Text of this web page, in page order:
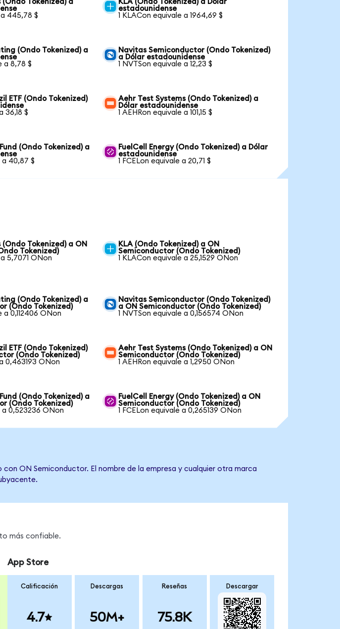
(Ondo Tokenized) a
a 445,78 $
KLA (Ondo Tokenized) a Dólar
estadounidense
1 KLACon equivale a 1964,69 $
(Ondo Tokenized) a
a 8,78 $
Navitas Semiconductor (Ondo Tokenized)
a Dólar estadounidense
1 NVTSon equivale a 12,23 $
ETF (Ondo Tokenized)
36,18 $
Aehr Test Systems (Ondo Tokenized) a
Dólar estadounidense
1 AEHRon equivale a 101,15 $
(Ondo Tokenized) a
a 40,87 $
FuelCell Energy (Ondo Tokenized) a Dólar
estadounidense
1 FCELon equivale a 20,71 $
(Ondo Tokenized) a ON
Tokenized)
5,7071 ONon
KLA (Ondo Tokenized) a ON
Semiconductor (Ondo Tokenized)
1 KLACon equivale a 25,1529 ONon
(Ondo Tokenized) a
(Ondo Tokenized)
a 0,112406 ONon
Navitas Semiconductor (Ondo Tokenized)
a ON Semiconductor (Ondo Tokenized)
1 NVTSon equivale a 0,156574 ONon
ETF (Ondo Tokenized)
(Ondo Tokenized)
0,463193 ONon
Aehr Test Systems (Ondo Tokenized) a ON
Semiconductor (Ondo Tokenized)
1 AEHRon equivale a 1,2950 ONon
(Ondo Tokenized) a
(Ondo Tokenized)
a 0,523236 ONon
FuelCell Energy (Ondo Tokenized) a ON
Semiconductor (Ondo Tokenized)
1 FCELon equivale a 0,265139 ONon
ON Semiconductor. El nombre de la empresa y cualquier otra marca
más confiable.
App Store
Calificación
4.7
Descargas
50M+
Reseñas
75.8K
Descargar